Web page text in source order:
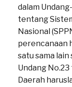
dalam
tentang
Nasional
perencanaan
satu sama
Undang
Daerah